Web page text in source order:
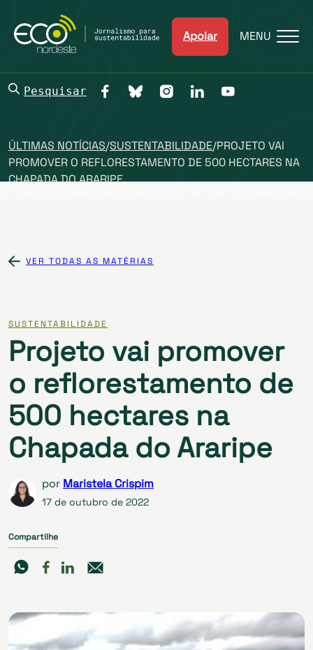
Apoiar MENU
Pesquisar
ÚLTIMAS NOTÍCIAS/SUSTENTABILIDADE/PROJETO VAI
PROMOVER O REFLORESTAMENTO DE 500 HECTARES NA
CHAPADA DO ARARIPE
VER TODAS AS MATÉRIAS
SUSTENTABILIDADE
Projeto vai promover
o reflorestamento de
500 hectares na
Chapada do Araripe
por Maristela Crispim
17 de outubro de 2022
Compartilhe